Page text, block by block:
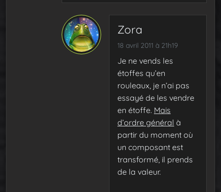
Zora
18 avril 2011 à 21h19
Je ne vends les
étoffes qu’en
rouleaux, je n’ai pas
essayé de les vendre
en étoffe. Mais
d’ordre général à
partir du moment où
un composant est
transformé, il prends
de la valeur.